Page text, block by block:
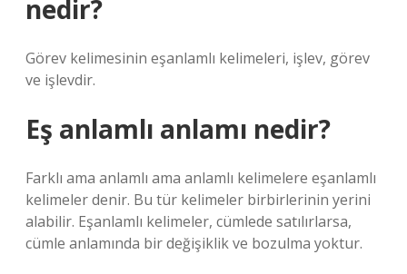
nedir?
Görev kelimesinin eşanlamlı kelimeleri, işlev, görev
ve işlevdir.
Eş anlamlı anlamı nedir?
Farklı ama anlamlı ama anlamlı kelimelere eşanlamlı
kelimeler denir. Bu tür kelimeler birbirlerinin yerini
alabilir. Eşanlamlı kelimeler, cümlede satılırlarsa,
cümle anlamında bir değişiklik ve bozulma yoktur.